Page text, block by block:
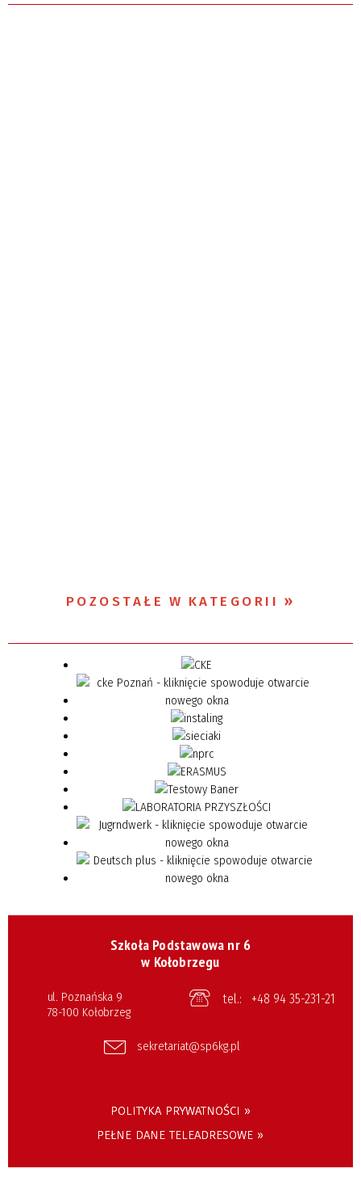
POZOSTAŁE W KATEGORII
Szkoła Podstawowa nr 6
w Kołobrzegu
ul. Poznańska 9
78-100 Kołobrzeg
tel.: +48 94 35-231-21
sekretariat@sp6kg.pl
POLITYKA PRYWATNOŚCI »
PEŁNE DANE TELEADRESOWE »